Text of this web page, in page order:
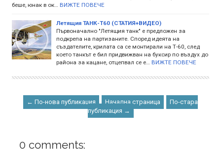
беше, юнак в ок…
ВИЖТЕ ПОВЕЧЕ
Летящия ТАНК-Т60 (СТАТИЯ+ВИДЕО)
Първоначално "Летящия танк" е предложен за
подкрепа на партизаните. Според идеята на
създателите, крилата са се монтирали на Т-60, след
което танкът е бил придвижван на буксир по въздух до
района за кацане, отцепвал се е…
ВИЖТЕ ПОВЕЧЕ
← По-нова публикация Начална страница
По-стара
публикация →
0 comments: